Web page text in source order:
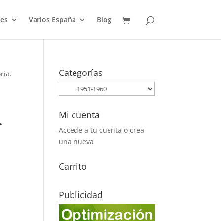
Varios España Blog
Categorías
Mi cuenta
Accede a tu cuenta o crea
una nueva
Carrito
Publicidad